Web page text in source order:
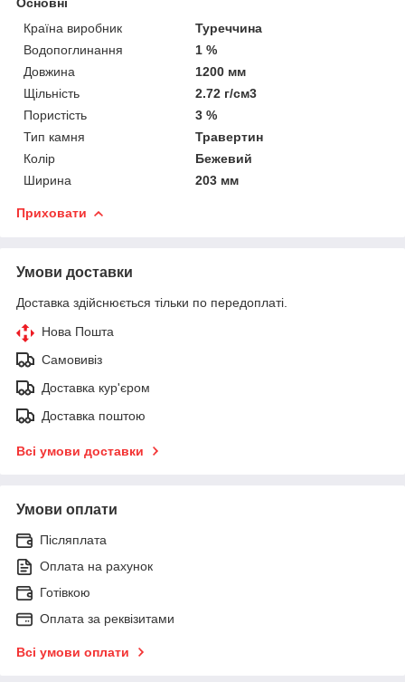
Країна виробник
Туреччина
Водопоглинання
1 %
Довжина
1200 мм
Щільність
2.72 г/см3
Пористість
3 %
Тип камня
Травертин
Колір
Бежевий
Ширина
203 мм
Приховати
Умови доставки
Доставка здійснюється тільки по передоплаті.
Нова Пошта
Самовивіз
Доставка кур'єром
Доставка поштою
Всі умови доставки
Умови оплати
Післяплата
Оплата на рахунок
Готівкою
Оплата за реквізитами
Всі умови оплати